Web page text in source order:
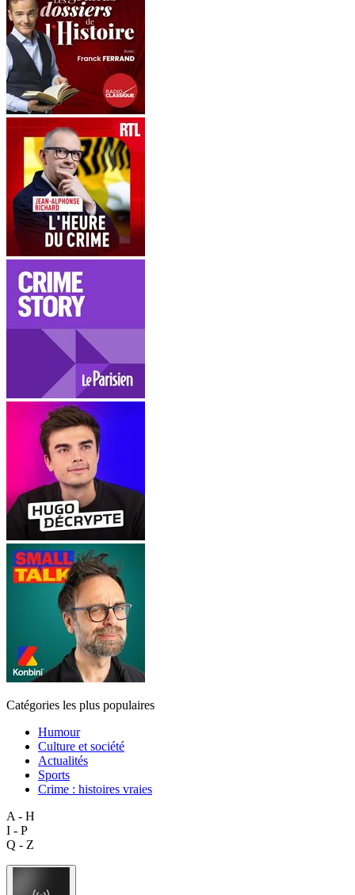
Catégories les plus populaires
Humour
Culture et société
Actualités
Sports
Crime : histoires vraies
A - H
I - P
Q - Z